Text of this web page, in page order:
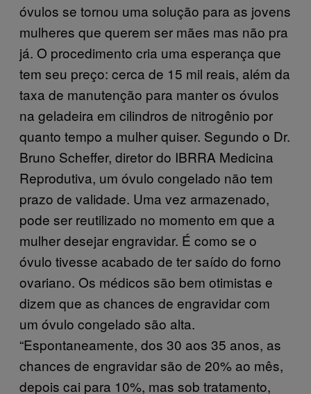
óvulos se tornou uma solução para as jovens
mulheres que querem ser mães mas não pra
já. O procedimento cria uma esperança que
tem seu preço: cerca de 15 mil reais, além da
taxa de manutenção para manter os óvulos
na geladeira em cilindros de nitrogênio por
quanto tempo a mulher quiser. Segundo o Dr.
Bruno Scheffer, diretor do IBRRA Medicina
Reprodutiva, um óvulo congelado não tem
prazo de validade. Uma vez armazenado,
pode ser reutilizado no momento em que a
mulher desejar engravidar. É como se o
óvulo tivesse acabado de ter saído do forno
ovariano. Os médicos são bem otimistas e
dizem que as chances de engravidar com
um óvulo congelado são alta.
“Espontaneamente, dos 30 aos 35 anos, as
chances de engravidar são de 20% ao mês,
depois cai para 10%, mas sob tratamento,